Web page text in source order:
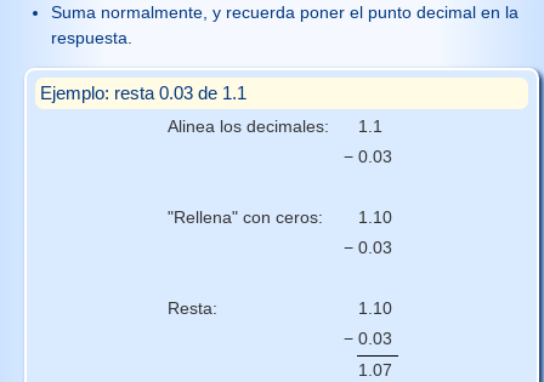
Suma normalmente, y recuerda poner el punto decimal en la
respuesta.
Ejemplo: resta 0.03 de 1.1
Alinea los decimales: 1 1
− 0. 03
"Rellena" con ceros: 1.10
− 0.03
Resta:
1.10
− 0.03
1.07